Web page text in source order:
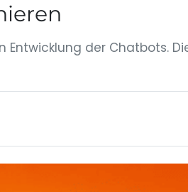
der Chatbots.